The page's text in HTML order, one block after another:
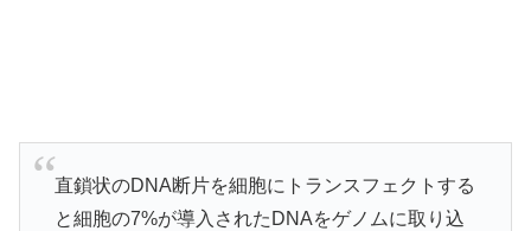
直鎖状のDNA断片を細胞にトランスフェクトする
と細胞の7%が導入されたDNAをゲノムに取り込